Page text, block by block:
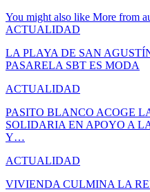
You might also like More from
ACTUALIDAD
LA PLAYA DE SAN
PASARELA SBT ES MODA
ACTUALIDAD
PASITO BLANCO ACOGE
SOLIDARIA EN APOYO A
Y…
ACTUALIDAD
VIVIENDA CULMINA LA